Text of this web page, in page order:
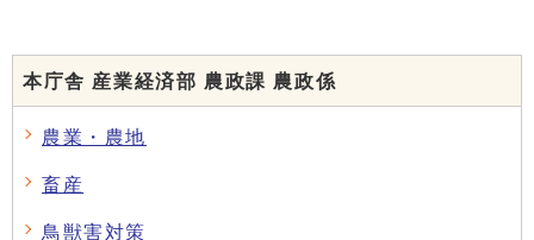
本庁舎 産業経済部 農政課 農政係
農業・農地
畜産
鳥獣害対策